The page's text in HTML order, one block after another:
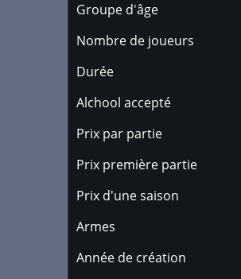
Groupe d'âge
Nombre de joueurs
Durée
Alchool accepté
Prix par partie
Prix première partie
Prix d'une saison
Armes
Année de création